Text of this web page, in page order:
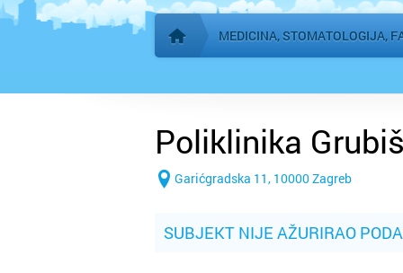
Početna stranica
MEDICINA, STOMATOLOGIJA,
Poliklinika
Garićgradska 11, 10000 Zagreb
SUBJEKT NIJE AŽURIRAO